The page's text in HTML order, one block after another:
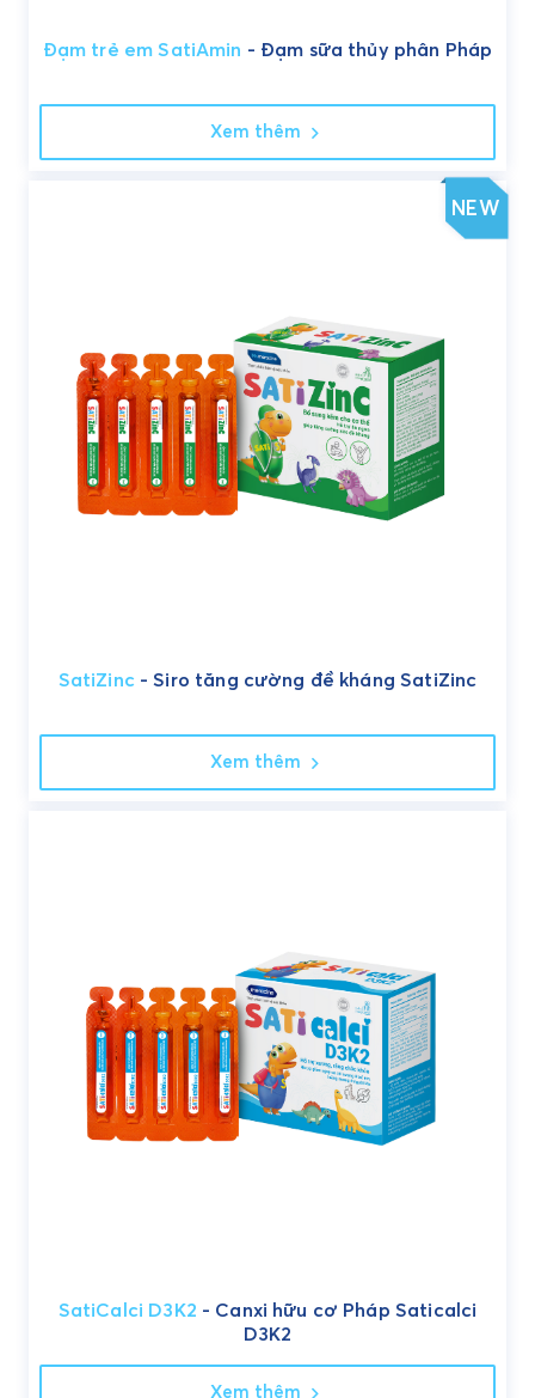
Đạm trẻ em SatiAmin - Đạm sữa thủy phân Pháp
Xem thêm
NEW
SatiZinc - Siro tăng cường đề kháng SatiZinc
Xem thêm
SatiCalci D3K2 - Canxi hữu cơ Pháp Saticalci
D3K2
Xem thêm